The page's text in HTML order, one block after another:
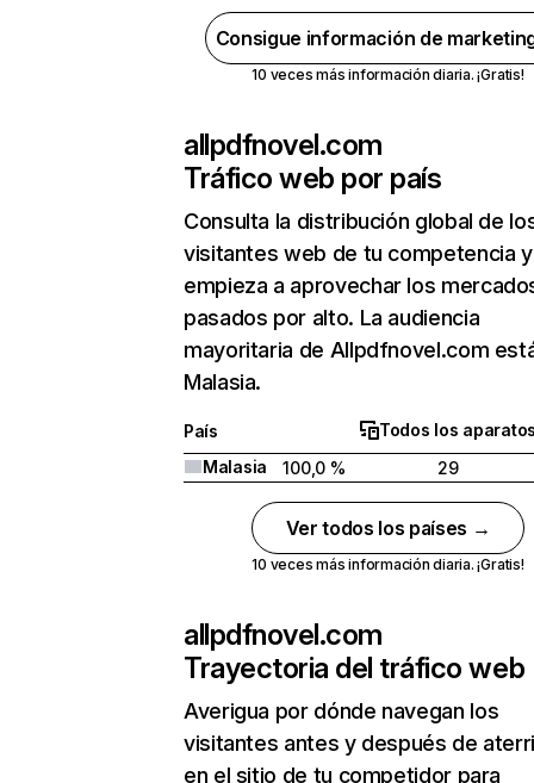
Consigue información de
10 veces más información diaria. ¡Gratis!
allpdfnovel.com
Tráfico web por país
Consulta la distribución global de
visitantes web de tu competencia y
empieza a aprovechar los
pasados por alto. La audiencia
mayoritaria de Allpdfnovel.com
Malasia.
País
Todos los
Malasia
100,0 % 29
Ver todos los países →
10 veces más información diaria. ¡Gratis!
allpdfnovel.com
Trayectoria del tráfico web
Averigua por dónde navegan los
visitantes antes y después de
en el sitio de tu competidor para